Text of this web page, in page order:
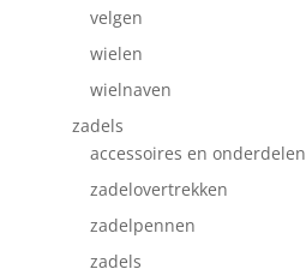
velgen
wielen
wielnaven
zadels
accessoires en onderdelen
zadelovertrekken
zadelpennen
zadels